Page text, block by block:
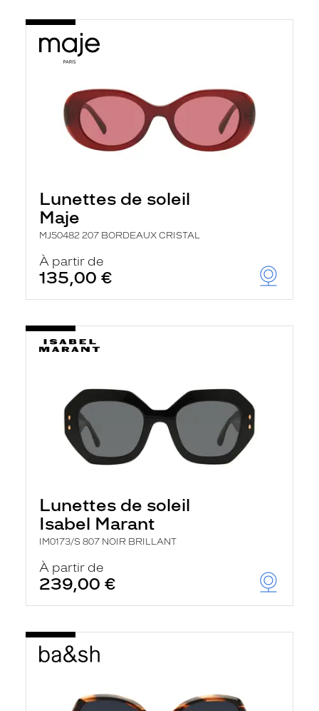
Lunettes de soleil
Maje
MJ50482 207 BORDEAUX CRISTAL
À partir de
135,00 €
Lunettes de soleil
Isabel Marant
IM0173/S 807 NOIR BRILLANT
À partir de
239,00 €